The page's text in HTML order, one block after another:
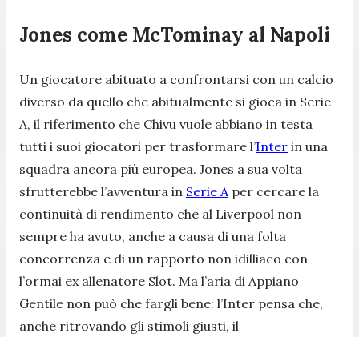
Jones come McTominay al Napoli
Un giocatore abituato a confrontarsi con un calcio
diverso da quello che abitualmente si gioca in Serie
A, il riferimento che Chivu vuole abbiano in testa
tutti i suoi giocatori per trasformare l’Inter in una
squadra ancora più europea. Jones a sua volta
sfrutterebbe l’avventura in Serie Aper cercare la
continuità di rendimento che al Liverpool non
sempre ha avuto, anche a causa di una folta
concorrenza e di un rapporto non idilliaco con
l’ormai ex allenatore Slot. Ma l’aria di Appiano
Gentile non può che fargli bene: l’Inter pensa che,
anche ritrovando gli stimoli giusti, il